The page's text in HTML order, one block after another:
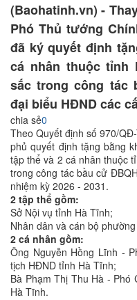
(Baohatinh.vn) -
Phó Thủ tướng
đã ký quyết định
cá nhân thuộc tỉnh
sắc trong công tác
đại biểu HĐND các
chia sẻ0
Theo Quyết định số 970/
phủ quyết định tặng bằng
tập thể và 2 cá nhân thuộc
trong công tác bầu cử
nhiệm kỳ 2026 - 2031.
2 tập thể gồm:
Sở Nội vụ tỉnh Hà Tĩnh;
Nhân dân và cán bộ
2 cá nhân gồm:
Ông Nguyễn Hồng Lĩnh -
tịch HĐND tỉnh Hà Tĩnh;
Bà Phạm Thị Thu Hà - Phó
Hà Tĩnh.